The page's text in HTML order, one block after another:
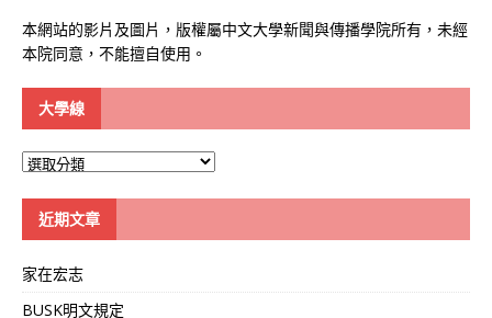
本網站的影片及圖片，版權屬中文大學新聞與傳播學院所有，未經
本院同意，不能擅自使用。
大學線
大
近期文章
家在宏志
BUSK明文規定